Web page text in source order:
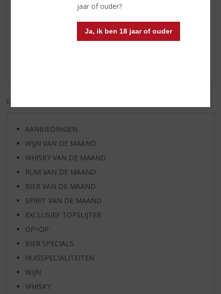
jaar of ouder?
Ja, ik ben 18 jaar of ouder
EXCL. BTW
AANBIEDINGEN
WIJN VAN DE MAAND
WHISKY VAN DE MAAND
RUM VAN DE MAAND
BIER VAN DE MAAND
SPIRIT VAN DE MAAND
EXCLUSIEF TOPSLIJTER
OP=OP
BIER SPECIALS
HUISSPECIALITEITEN
WIJN
WHISKY